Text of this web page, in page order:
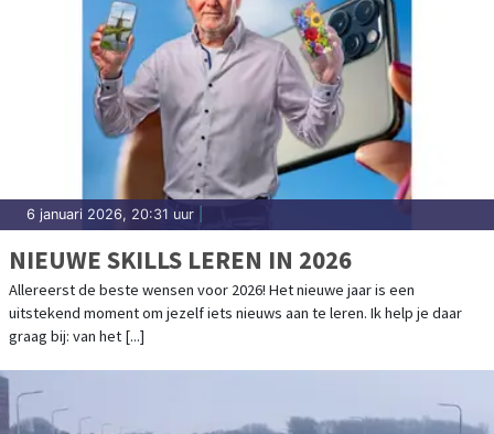
6 januari 2026, 20:31 uur
NIEUWE SKILLS LEREN IN 2026
Allereerst de beste wensen voor 2026! Het nieuwe jaar is een
uitstekend moment om jezelf iets nieuws aan te leren. Ik help je daar
graag bij: van het [...]